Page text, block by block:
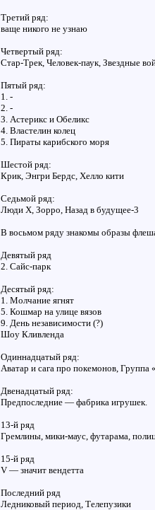
Третий ряд:
ваще никого не узнаю
Четвертый ряд:
Стар-Трек, Человек-паук, Звездные
Пятый ряд:
1. -
2. -
3. Астерикс и Обеликс
4. Властелин колец
5. Пираты карибского моря
Шестой ряд:
Крик, Энгри Бердс, Хелло кити
Седьмой ряд:
Люди Х, Зорро, Назад в будущее-3
В восьмом ряду знакомы образы
Девятый ряд
2. Сайс-парк
Десятый ряд:
1. Молчание ягнят
5. Кошмар на улице вязов
9. День независимости (?)
Шоу Кливленда
Одиннадцатый ряд:
Аватар и сага про покемонов,
Двенадцатый ряд:
Предпоследние — фабрика игрушек.
13-й ряд
Гремлины, мики-маус, футарама,
15-й ряд
V — значит вендетта
Последний ряд
Ледниковый период, Телепузики